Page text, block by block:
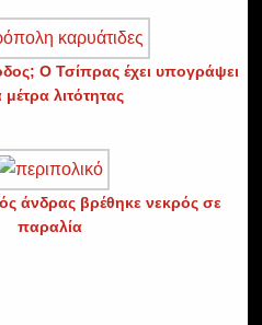
Ο Τσίπρας έχει υπογράψει
μέτρα λιτότητας
άνδρας βρέθηκε νεκρός σε
παραλία